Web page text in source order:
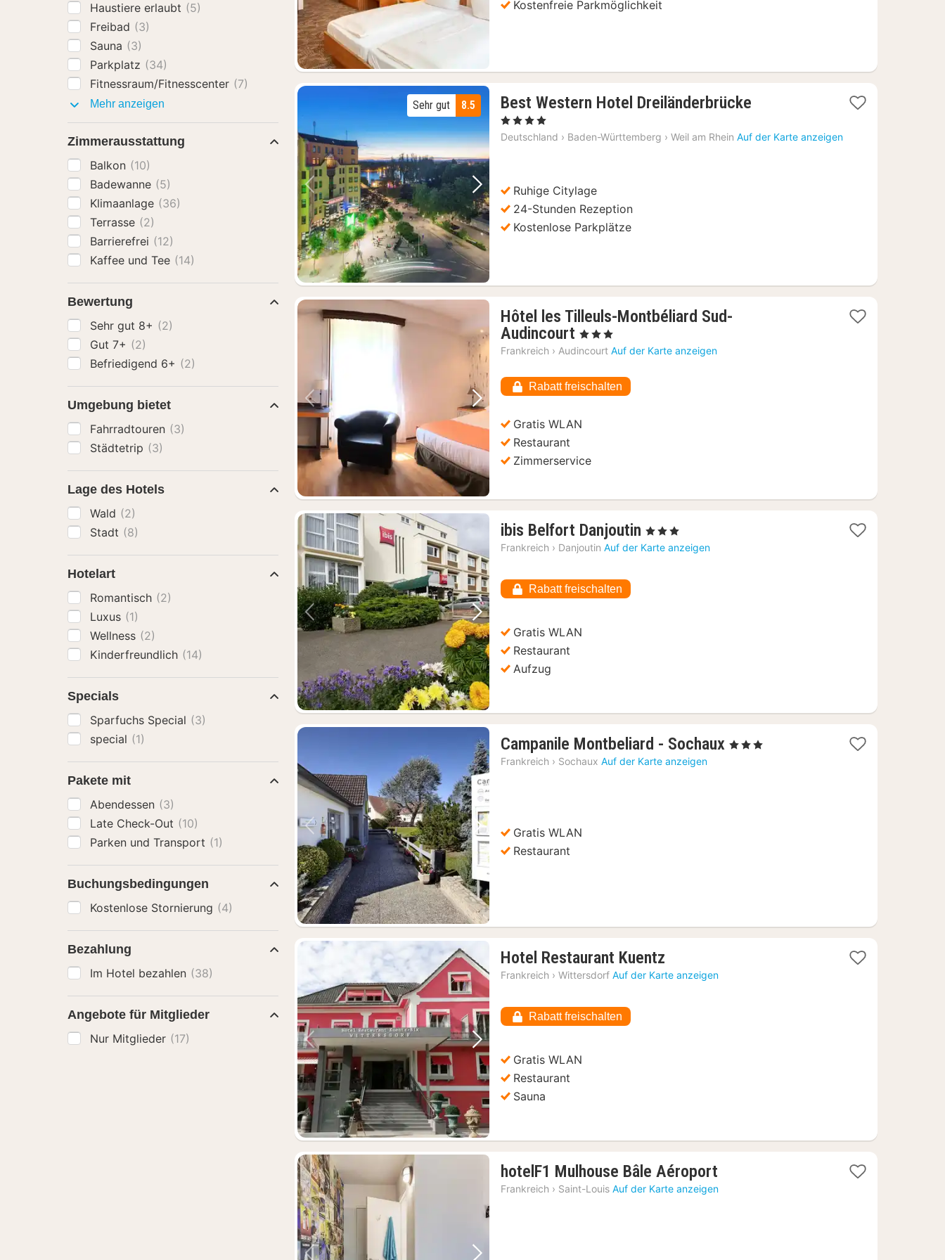
Kostenfreie Parkmöglichkeit
Vorheriges Bild Nächstes Bild
8.5
Sehr gut Best Western Hotel Dreiländerbrücke
ab
, 4 Sterne
Deutschland › Baden-Württemberg › Weil am Rhein Auf der Karte anzeigen
Ruhige Citylage
24-Stunden Rezeption
Kostenlose Parkplätze
Vorheriges Bild Nächstes Bild
Hôtel les Tilleuls-Montbéliard Sud-
Audincourt 1
Nacht
77,72
€
, 3 Sterne
Frankreich › Audincourt Auf der Karte anzeigen
Rabatt freischalten
Gratis WLAN
Restaurant
Zimmerservice
Vorheriges Bild Nächstes Bild
ibis Belfort Danjoutin 1
Nacht
, 3 Sterne
Frankreich › Danjoutin Auf der Karte anzeigen
Rabatt freischalten
Gratis WLAN
Restaurant
Aufzug
Vorheriges Bild Nächstes Bild
Campanile Montbeliard - Sochaux 1
, 3 Sterne
Frankreich › Sochaux Auf der Karte anzeigen
Gratis WLAN
Restaurant
Vorheriges Bild Nächstes Bild
Hotel Restaurant Kuentz
Nacht
Frankreich › Wittersdorf Auf der Karte anzeigen
Rabatt freischalten
Gratis WLAN
Restaurant
Sauna
hotelF1 Mulhouse Bâle Aéroport
Nacht
Frankreich › Saint-Louis Auf der Karte anzeigen
Haustiere erlaubt (5)
Freibad (3)
Sauna (3)
Parkplatz (34)
Fitnessraum/Fitnesscenter (7)
Mehr anzeigen
Zimmerausstattung
Balkon (10)
Badewanne (5)
Klimaanlage (36)
Terrasse (2)
Barrierefrei (12)
Kaffee und Tee (14)
Bewertung
Sehr gut 8+ (2)
Gut 7+ (2)
Befriedigend 6+ (2)
Umgebung bietet
Fahrradtouren (3)
Städtetrip (3)
Lage des Hotels
Wald (2)
Stadt (8)
Hotelart
Romantisch (2)
Luxus (1)
Wellness (2)
Kinderfreundlich (14)
Specials
Sparfuchs Special (3)
special (1)
Pakete mit
Abendessen (3)
Late Check-Out (10)
Parken und Transport (1)
Buchungsbedingungen
Kostenlose Stornierung (4)
Bezahlung
Im Hotel bezahlen (38)
Angebote für Mitglieder
Nur Mitglieder (17)